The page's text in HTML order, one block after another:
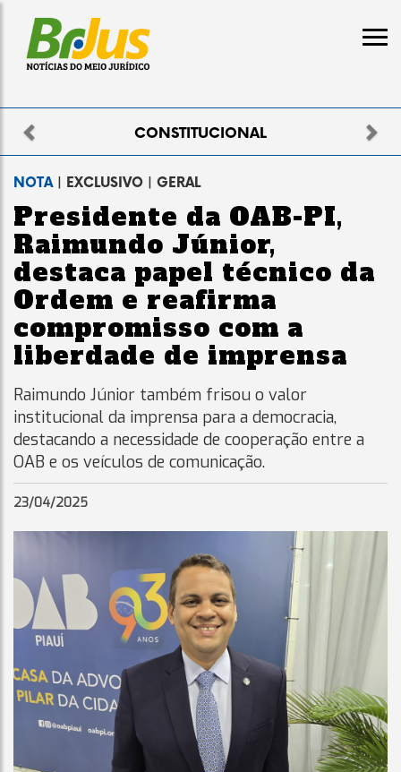
ELEITORAL
Previous
NOTA| EXCLUSIVO | GERAL
Presidente da OAB-PI,
Raimundo Júnior,
destaca papel técnico da
Ordem e reafirma
compromisso com a
liberdade de imprensa
Raimundo Júnior também frisou o valor
institucional da imprensa para a democracia,
destacando a necessidade de cooperação entre a
OAB e os veículos de comunicação.
23/04/2025